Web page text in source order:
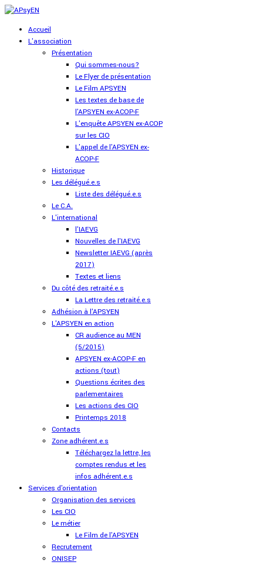
Accueil
L'association
Présentation
Qui sommes-nous?
Le Flyer de présentation
Le Film APSYEN
Les textes de base de
l'APSYEN ex-ACOP-F
L'enquête APSYEN ex-ACOP
sur les CIO
L'appel de l'APSYEN ex-
ACOP-F
Historique
Les délégué.e.s
Liste des délégué.e.s
Le C.A.
L'international
l'IAEVG
Nouvelles de l'IAEVG
Newsletter IAEVG (après
2017)
Textes et liens
Du côté des retraité.e.s
La Lettre des retraité.e.s
Adhésion à l'APSYEN
L'APSYEN en action
CR audience au MEN
(5/2015)
APSYEN ex-ACOP-F en
actions (tout)
Questions écrites des
parlementaires
Les actions des CIO
Printemps 2018
Contacts
Zone adhérent.e.s
Téléchargez la lettre, les
comptes rendus et les
infos adhérent.e.s
Services d'orientation
Organisation des services
Les CIO
Le métier
Le Film de l'APSYEN
Recrutement
ONISEP